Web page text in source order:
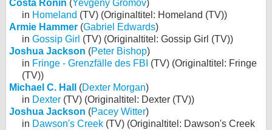
Costa Ronin (Yevgeny Gromov)
in Homeland (TV) (Originaltitel: Homeland (TV))
Armie Hammer (Gabriel Edwards)
in Gossip Girl (TV) (Originaltitel: Gossip Girl (TV))
Joshua Jackson (Peter Bishop)
in Fringe - Grenzfälle des FBI (TV) (Originaltitel: Fringe
(TV))
Michael C. Hall
(Dexter Morgan)
in Dexter (TV) (Originaltitel: Dexter (TV))
Joshua Jackson (Pacey Witter)
in Dawson's Creek (TV) (Originaltitel: Dawson's Creek